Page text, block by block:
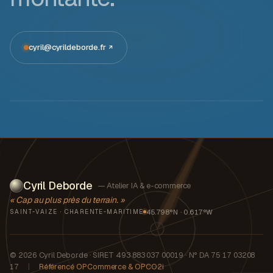
cyril@cyrildeborde.fr
Cyril Deborde — Atelier IA & e-commerce
« Cap au plus près du terrain. »
SAINT-VAIZE · CHARENTE-MARITIME 45.798°N · 0.617°W
© 2026 Cyril Deborde · SIRET 493 883 037 00019 · N° DA 75 17 03208
17
| Référencé OPCommerce & OPCO2i